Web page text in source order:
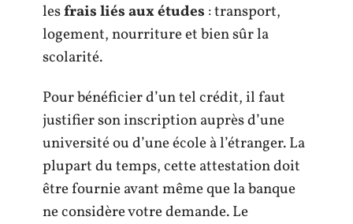
lesfrais liés aux études : transport,
logement, nourriture et bien sûr la
scolarité.
Pour bénéficier d’un tel crédit, il faut
justifier son inscription auprès d’une
université ou d’une école à l’étranger. La
plupart du temps, cette attestation doit
être fournie avant même que la banque
ne considère votre demande. Le